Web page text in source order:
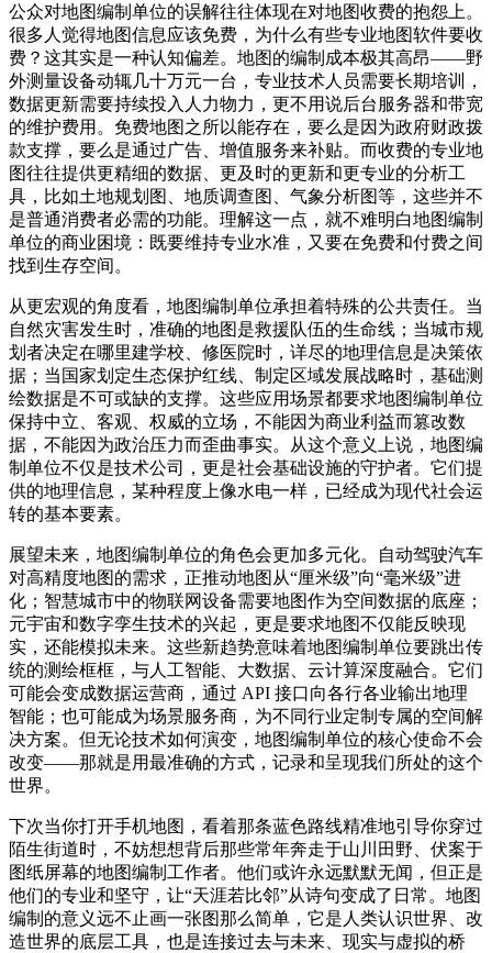
公众对地图编制单位的误解往往体现在对地图收费的抱怨上。
很多人觉得地图信息应该免费，为什么有些专业地图软件要收
费？这其实是一种认知偏差。地图的编制成本极其高昂——野
外测量设备动辄几十万元一台，专业技术人员需要长期培训，
数据更新需要持续投入人力物力，更不用说后台服务器和带宽
的维护费用。免费地图之所以能存在，要么是因为政府财政拨
款支撑，要么是通过广告、增值服务来补贴。而收费的专业地
图往往提供更精细的数据、更及时的更新和更专业的分析工
具，比如土地规划图、地质调查图、气象分析图等，这些并不
是普通消费者必需的功能。理解这一点，就不难明白地图编制
单位的商业困境：既要维持专业水准，又要在免费和付费之间
找到生存空间。
从更宏观的角度看，地图编制单位承担着特殊的公共责任。当
自然灾害发生时，准确的地图是救援队伍的生命线；当城市规
划者决定在哪里建学校、修医院时，详尽的地理信息是决策依
据；当国家划定生态保护红线、制定区域发展战略时，基础测
绘数据是不可或缺的支撑。这些应用场景都要求地图编制单位
保持中立、客观、权威的立场，不能因为商业利益而篡改数
据，不能因为政治压力而歪曲事实。从这个意义上说，地图编
制单位不仅是技术公司，更是社会基础设施的守护者。它们提
供的地理信息，某种程度上像水电一样，已经成为现代社会运
转的基本要素。
展望未来，地图编制单位的角色会更加多元化。自动驾驶汽车
对高精度地图的需求，正推动地图从“厘米级”向“毫米级”进
化；智慧城市中的物联网设备需要地图作为空间数据的底座；
元宇宙和数字孪生技术的兴起，更是要求地图不仅能反映现
实，还能模拟未来。这些新趋势意味着地图编制单位要跳出传
统的测绘框框，与人工智能、大数据、云计算深度融合。它们
可能会变成数据运营商，通过 API 接口向各行各业输出地理
智能；也可能成为场景服务商，为不同行业定制专属的空间解
决方案。但无论技术如何演变，地图编制单位的核心使命不会
改变——那就是用最准确的方式，记录和呈现我们所处的这个
世界。
下次当你打开手机地图，看着那条蓝色路线精准地引导你穿过
陌生街道时，不妨想想背后那些常年奔走于山川田野、伏案于
图纸屏幕的地图编制工作者。他们或许永远默默无闻，但正是
他们的专业和坚守，让“天涯若比邻”从诗句变成了日常。地图
编制的意义远不止画一张图那么简单，它是人类认识世界、改
造世界的底层工具，也是连接过去与未来、现实与虚拟的桥